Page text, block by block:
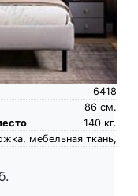
6418
см.
86
кг.
140
мебельная ткань,